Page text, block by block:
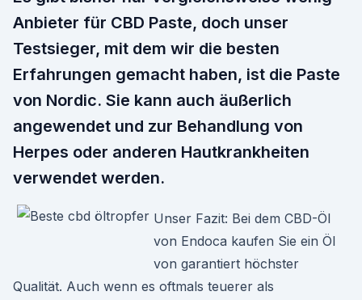
Anbieter für CBD Paste, doch unser
Testsieger, mit dem wir die besten
Erfahrungen gemacht haben, ist die Paste
von Nordic. Sie kann auch äußerlich
angewendet und zur Behandlung von
Herpes oder anderen Hautkrankheiten
verwendet werden.
Unser Fazit: Bei dem CBD-Öl
von Endoca kaufen Sie ein Öl
von garantiert höchster
Qualität. Auch wenn es oftmals teuerer als